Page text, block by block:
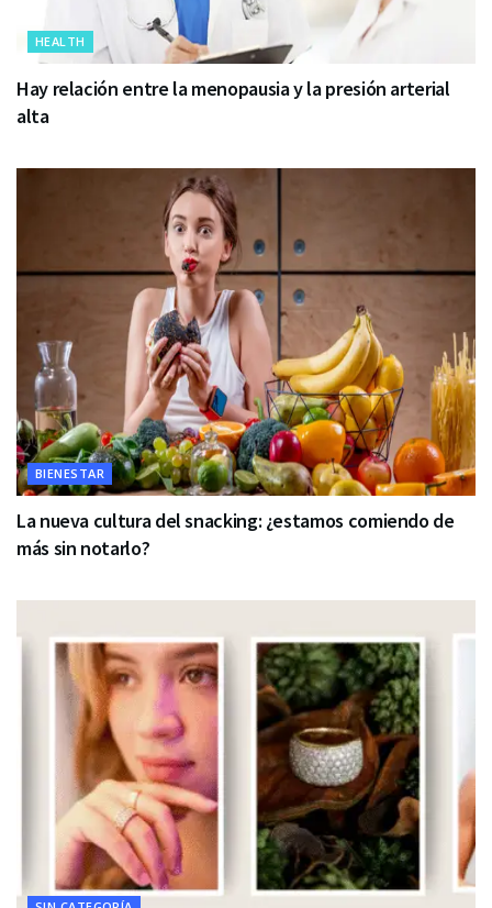
HEALTH
Hay relación entre la menopausia y la presión arterial
alta
BIENESTAR
La nueva cultura del snacking: ¿estamos comiendo de
más sin notarlo?